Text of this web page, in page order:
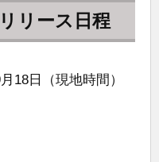
リース日程
18日（現地時間）